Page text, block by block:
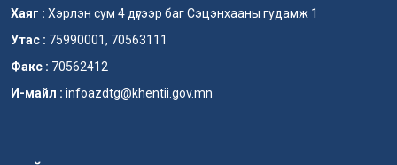
Хаяг : Хэрлэн сум 4 дүгээр баг Сэцэнхааны гудамж 1
Утас : 75990001, 70563111
Факс : 70562412
И-майл : infoazdtg@khentii.gov.mn